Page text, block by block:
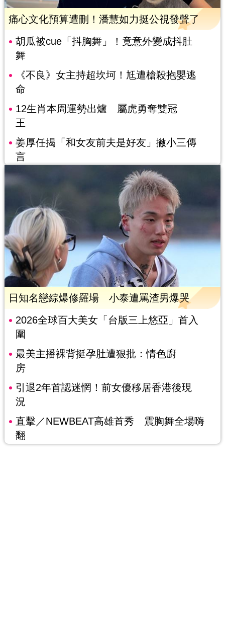
痛心文化預算遭刪！潘慧如力挺公視發聲了
胡瓜被cue「抖胸舞」！竟意外變成抖肚
舞
《不良》女主持超坎坷！尪遭槍殺抱嬰逃
命
12生肖本周運勢出爐 屬虎勇奪雙冠
王
姜厚任揭「和女友前夫是好友」撇小三傳
言
日知名戀綜爆修羅場 小泰遭罵渣男爆哭
2026全球百大美女「台版三上悠亞」首入
圍
最美主播裸背挺孕肚遭狠批：情色廚
房
引退2年首認迷惘！前女優移居香港後現
況
直擊／NEWBEAT高雄首秀 震胸舞全場嗨
翻